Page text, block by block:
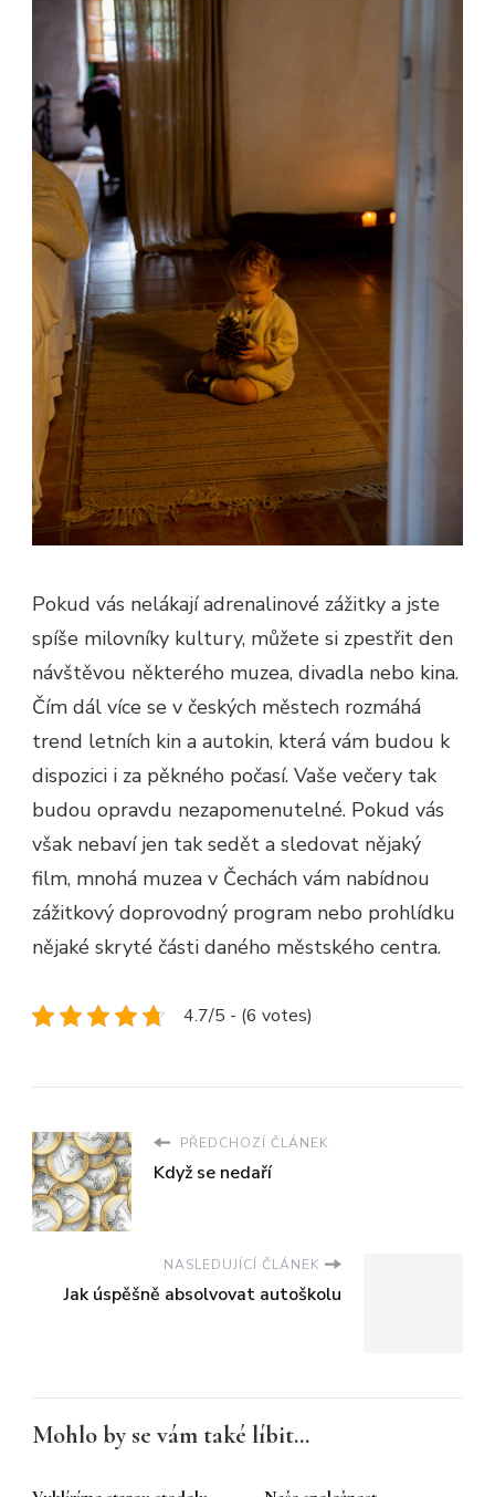
Pokud vás nelákají adrenalinové zážitky a jste
spíše milovníky kultury, můžete si zpestřit den
návštěvou některého muzea, divadla nebo kina.
Čím dál více se v českých městech rozmáhá
trend letních kin a autokin, která vám budou k
dispozici i za pěkného počasí. Vaše večery tak
budou opravdu nezapomenutelné. Pokud vás
však nebaví jen tak sedět a sledovat nějaký
film, mnohá muzea v Čechách vám nabídnou
zážitkový doprovodný program nebo prohlídku
nějaké skryté části daného městského centra.
4.7/5 - (6 votes)
PŘEDCHOZÍ ČLÁNEK
Když se nedaří
NASLEDUJÍCÍ ČLÁNEK
Jak úspěšně absolvovat autoškolu
Mohlo by se vám také líbit...